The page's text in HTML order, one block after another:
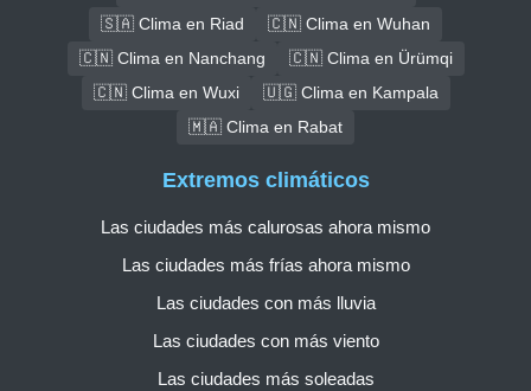
🇸🇦 Clima en Riad
🇨🇳 Clima en Wuhan
🇨🇳 Clima en Nanchang
🇨🇳 Clima en Ürümqi
🇨🇳 Clima en Wuxi
🇺🇬 Clima en Kampala
🇲🇦 Clima en Rabat
Extremos climáticos
Las ciudades más calurosas ahora mismo
Las ciudades más frías ahora mismo
Las ciudades con más lluvia
Las ciudades con más viento
Las ciudades más soleadas